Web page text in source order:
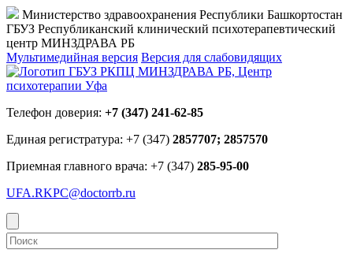
Министерство здравоохранения Республики Башкортостан
ГБУЗ Республиканский клинический психотерапевтический
центр МИНЗДРАВА РБ
Мультимедийная версия Версия для слабовидящих
Телефон доверия: +7 (347) 241-62-85
Единая регистратура: +7 (347) 2857707; 2857570
Приемная главного врача: +7 (347) 285-95-00
UFA.RKPC@doctorrb.ru